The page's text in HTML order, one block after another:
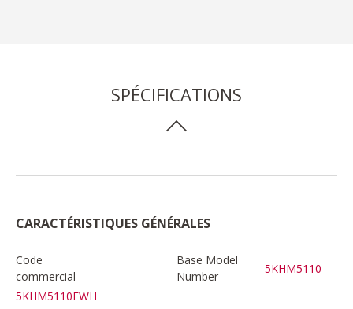
SPÉCIFICATIONS
CARACTÉRISTIQUES GÉNÉRALES
Code
commercial
5KHM5110EWH
Base Model
Number
5KHM5110